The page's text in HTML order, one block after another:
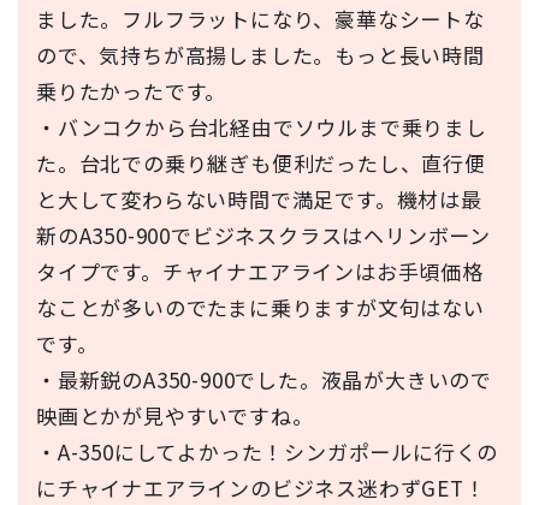
ました。フルフラットになり、豪華なシートな
ので、気持ちが高揚しました。もっと長い時間
乗りたかったです。
・バンコクから台北経由でソウルまで乗りまし
た。台北での乗り継ぎも便利だったし、直行便
と大して変わらない時間で満足です。機材は最
新のA350-900でビジネスクラスはヘリンボーン
タイプです。チャイナエアラインはお手頃価格
なことが多いのでたまに乗りますが文句はない
です。
・最新鋭のA350-900でした。液晶が大きいので
映画とかが見やすいですね。
・A-350にしてよかった！シンガポールに行くの
にチャイナエアラインのビジネス迷わずGET！